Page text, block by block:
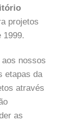
projetos
1999.
nossos
etapas da
através
as